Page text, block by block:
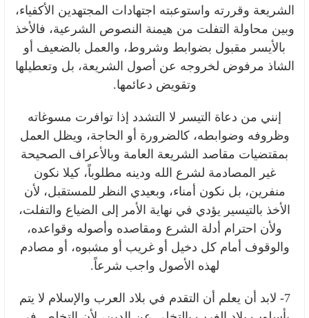
الشريعة وقررته واستوعبته اجتهادات المجتهدين الأكفياء،
وبين محاولة التفلت من هيمنة النصوص الشرعية، فالأخذ
بالأيسر مقبول بضوابط وشروط، والعمل بالضعيف أو
الشاذ مرفوض لخروجه عن أصول الشريعة، بل وتعطيلها
وتقويض دعائمها.
إنني من دعاة التيسر لا التشدد إذا توافرت مسوغاته
وظروفه وضوابطه، كالضرورة أو الحاجة، ويظل العمل
بمقتضيات مقاصد الشريعة العامة وبالأعراف الصحيحة
غير المصادمة لشرع الله ودينه مطلوباً، كيلا نكون
منفرين، بل نكون أمناء، وبعيدي النظر للمستقبل، لأن
الأخذ بالتيسير يؤدي في نهاية الأمر إلى الضياع والتفلت،
ولأن احترام أدلة الشرع ومقاصده وأصوله وقواعده،
والوقوف أمام كل دخيل أو غريب أو مشبوه، أو مصادم
لهذه الأصول واجب شرعاً.
7- لابد أن يعلم أن التقدم في بلاد العرب والإسلام لا يتم